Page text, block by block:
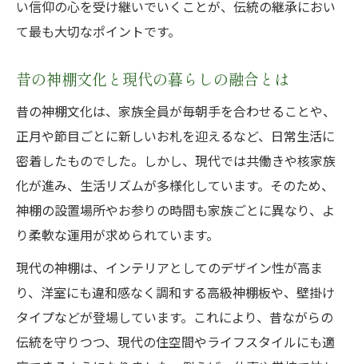
い信仰の心を受け継いでいくことが、伝統の継承におい
て最も大切なポイントです。
昔の神棚文化と現代の暮らしの融合とは
昔の神棚文化は、家族全員が毎朝手を合わせることや、
正月や節目ごとに新しいお札を迎えるなど、日常生活に
密着したものでした。しかし、現代では共働きや核家族
化が進み、生活リズムが多様化しています。そのため、
神棚の設置場所やお参りの時間も家族ごとに異なり、よ
り柔軟な運用が求められています。
現代の神棚は、インテリアとしてのデザイン性が高ま
り、洋室にも違和感なく調和する高級神棚板や、壁掛け
タイプなどが登場しています。これにより、昔ながらの
伝統を守りつつ、現代の住空間やライフスタイルにも適